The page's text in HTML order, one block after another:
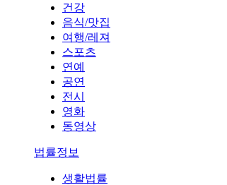
건강
음식/맛집
여행/레져
스포츠
연예
공연
전시
영화
동영상
법률정보
생활법률